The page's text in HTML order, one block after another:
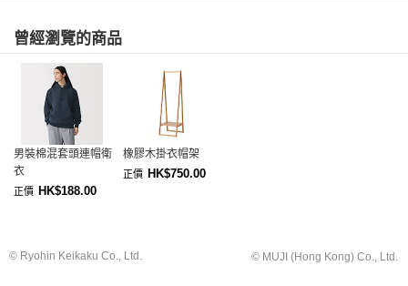
曾經瀏覽的商品
男裝棉混套頭連帽衛
衣
正價 HK$188.00
橡膠木掛衣帽架
正價 HK$750.00
© Ryohin Keikaku Co., Ltd. © MUJI (Hong Kong) Co., Ltd.